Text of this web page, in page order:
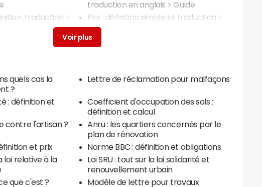
traduction en anglais > Guide
traduction >
Prix : définition simple et traduction >
Guide
quels cas la
?
Lettre de réclamation pour malfaçons
: définition et
Coefficient d'occupation des sols :
définition et calcul
contre l'artisan ?
Anru : les quartiers concernés par le
plan de rénovation
et prix
Norme BBC : définition et obligations
loi relative à la
Loi SRU : tout sur la loi solidarité et
renouvellement urbain
que c'est ?
Modèle de lettre pour travaux